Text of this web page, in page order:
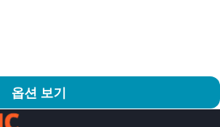
옵션 보기